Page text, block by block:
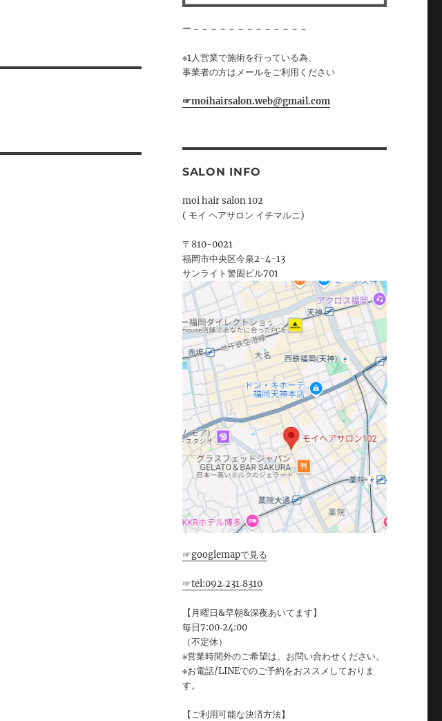
ー－－－－－－－－－－－－－
※1人営業で施術を行っている為、
事業者の方はメールをご利用ください
☞moihairsalon.web@gmail.com
SALON INFO
moi hair salon 102
( モイ ヘアサロン イチマルニ)
〒810-0021
福岡市中央区今泉2-4-13
サンライト警固ビル701
☞googlemapで見る
☞tel:092‐231‐8310
【月曜日&早朝&深夜あいてます】
毎日7:00‐24:00
（不定休）
※営業時間外のご希望は、お問い合わせください。
※お電話/LINEでのご予約をおススメしておりま
す。
【ご利用可能な決済方法】